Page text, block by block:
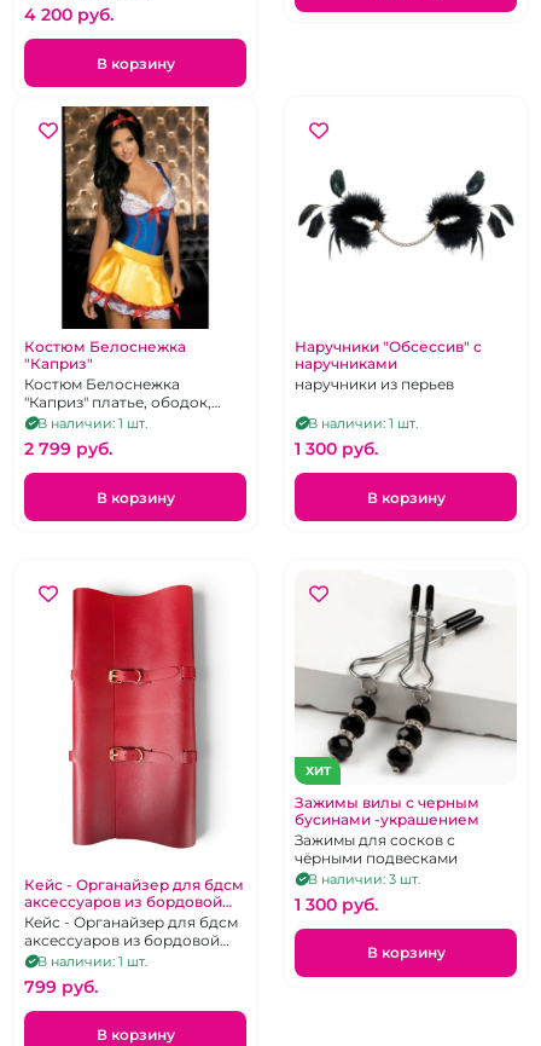
4 200 pуб.
В корзину
Костюм Белоснежка
"Каприз"
Костюм Белоснежка
"Каприз" платье, ободок,
чулки, трусики
В наличии: 1 шт.
2 799 pуб.
В корзину
Наручники "Обсессив" с
наручниками
наручники из перьев
В наличии: 1 шт.
1 300 pуб.
В корзину
Кейс - Органайзер для бдсм
аксессуаров из бордовой
экокожи с золотой
фурнитурой
Кейс - Органайзер для бдсм
аксессуаров из бордовой
экокожи с золотой
фурнитурой
В наличии: 1 шт.
799 pуб.
В корзину
ХИТ
Зажимы вилы с черным
бусинами -украшением
Зажимы для сосков с
чёрными подвесками
В наличии: 3 шт.
1 300 pуб.
В корзину